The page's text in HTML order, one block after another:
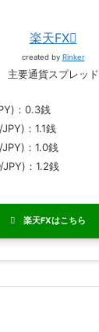
楽天FX
created by Rinker
主要通貨スプレッド
：0.3銭
：1.1銭
：1.0銭
：1.2銭
楽天FX